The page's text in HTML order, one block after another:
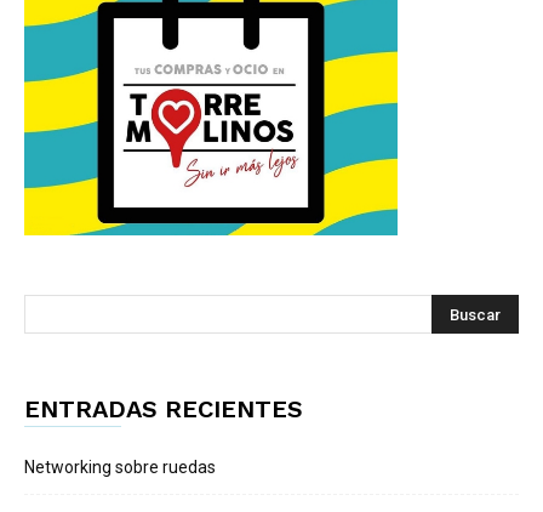
ENTRADAS RECIENTES
Networking sobre ruedas